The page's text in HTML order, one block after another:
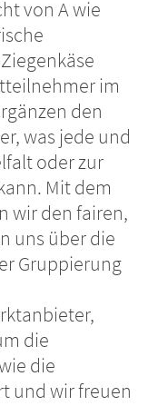
von A wie
im
den
was jede und
oder zur
Mit dem
wir den fairen,
uns über die
Gruppierung
die
die
und wir freuen